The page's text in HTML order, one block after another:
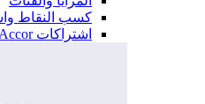
كسب النقاط
اشتراكات ALL Accor+